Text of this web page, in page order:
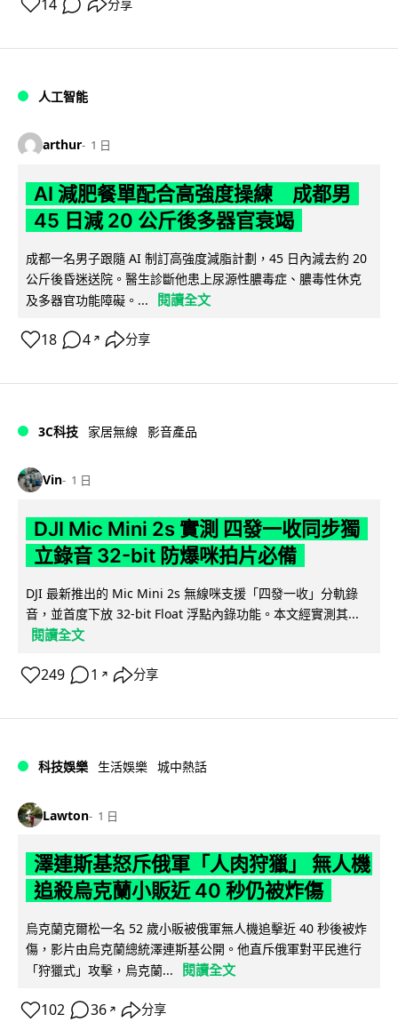
14 分享
人工智能
arthur 1 日
AI 減肥餐單配合高強度操練 成都男
45 日減 20 公斤後多器官衰竭
成都一名男子跟隨 AI 制訂高強度減脂計劃，45 日內減去約 20
公斤後昏迷送院。醫生診斷他患上尿源性膿毒症、膿毒性休克
及多器官功能障礙。...
閱讀全文
18 4 ↗ 分享
3C科技 家居無線 影音產品
Vin 1 日
DJI Mic Mini 2s 實測 四發一收同步獨
立錄音 32-bit 防爆咪拍片必備
DJI 最新推出的 Mic Mini 2s 無線咪支援「四發一收」分軌錄
音，並首度下放 32-bit Float 浮點內錄功能。本文經實測其...
閱讀全文
249 1 ↗ 分享
科技娛樂 生活娛樂 城中熱話
Lawton 1 日
澤連斯基怒斥俄軍「人肉狩獵」 無人機
追殺烏克蘭小販近 40 秒仍被炸傷
烏克蘭克爾松一名 52 歲小販被俄軍無人機追擊近 40 秒後被炸
傷，影片由烏克蘭總統澤連斯基公開。他直斥俄軍對平民進行
「狩獵式」攻擊，烏克蘭...
閱讀全文
102 36 ↗ 分享